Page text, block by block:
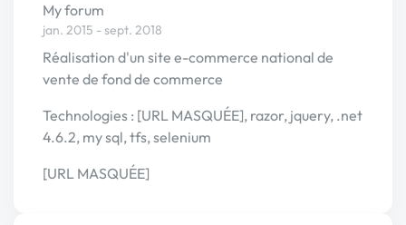
My forum
jan. 2015 - sept. 2018
Réalisation d'un site e-commerce national de
vente de fond de commerce
Technologies : [URL MASQUÉE], razor, jquery, .net
4.6.2, my sql, tfs, selenium
[URL MASQUÉE]